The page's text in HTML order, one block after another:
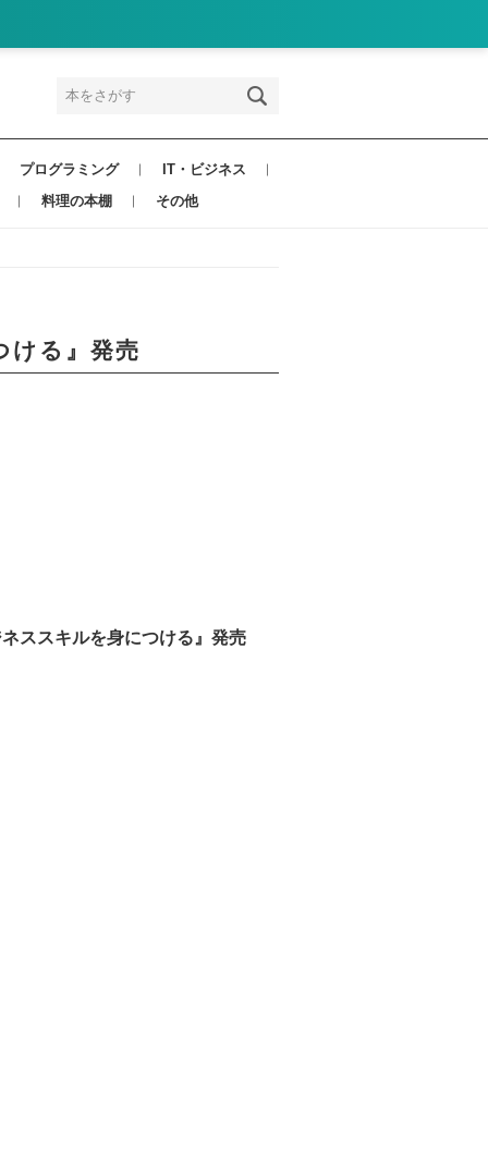
プログラミング
IT・ビジネス
料理の本棚 その他
ける』発売
ススキルを身につける』発売